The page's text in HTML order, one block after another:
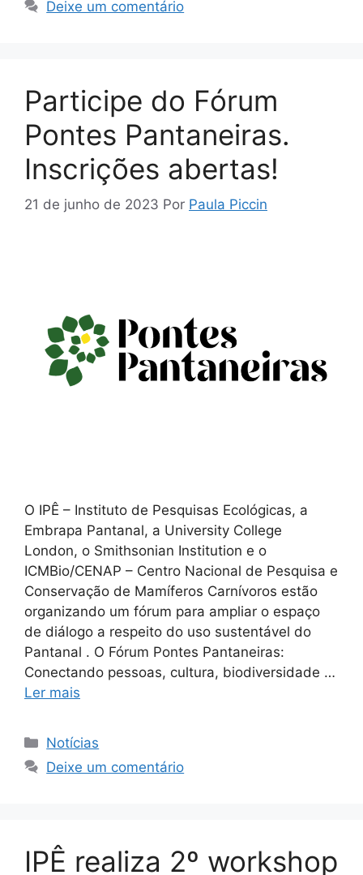
Deixe um comentário
Participe do Fórum
Pontes Pantaneiras.
Inscrições abertas!
21 de junho de 2023 Por Paula Piccin
O IPÊ – Instituto de Pesquisas Ecológicas, a
Embrapa Pantanal, a University College
London, o Smithsonian Institution e o
ICMBio/CENAP – Centro Nacional de Pesquisa e
Conservação de Mamíferos Carnívoros estão
organizando um fórum para ampliar o espaço
de diálogo a respeito do uso sustentável do
Pantanal . O Fórum Pontes Pantaneiras:
Conectando pessoas, cultura, biodiversidade …
Ler mais
Notícias
Deixe um comentário
IPÊ realiza 2º workshop